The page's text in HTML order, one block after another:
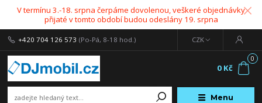
V termínu 3.-18. srpna čerpáme dovolenou, veškeré objednávky
přijaté v tomto období budou odeslány 19. srpna
Menu
CZK
+420 704 126 573 (Po-Pá, 8-18 hod.)
0
0 Kč